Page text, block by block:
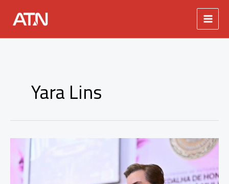
conteúdo
Yara Lins